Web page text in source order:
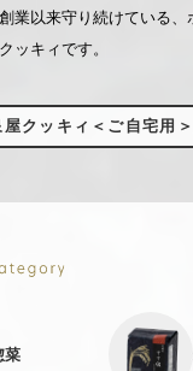
業以来守り続けている、
ッキィです。
屋クッキィ＜ご自宅用＞
菜